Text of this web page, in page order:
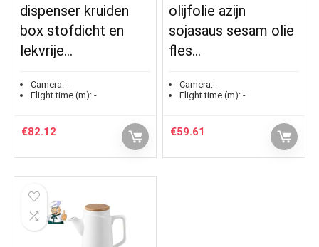
dispenser kruiden
box stofdicht en
lekvrije…
Camera: -
Flight time (m): -
€82.12
olijfolie azijn
sojasaus sesam olie
fles…
Camera: -
Flight time (m): -
€59.61